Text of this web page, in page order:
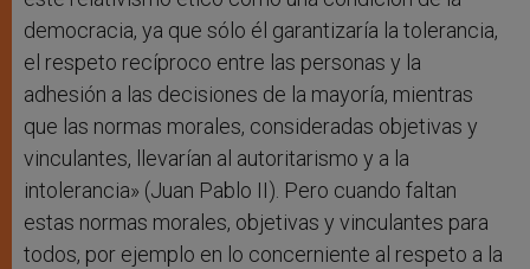
democracia, ya que sólo él garantizaría la tolerancia,
el respeto recíproco entre las personas y la
adhesión a las decisiones de la mayoría, mientras
que las normas morales, consideradas objetivas y
vinculantes, llevarían al autoritarismo y a la
intolerancia» (Juan Pablo II). Pero cuando faltan
estas normas morales, objetivas y vinculantes para
todos, por ejemplo en lo concerniente al respeto a la